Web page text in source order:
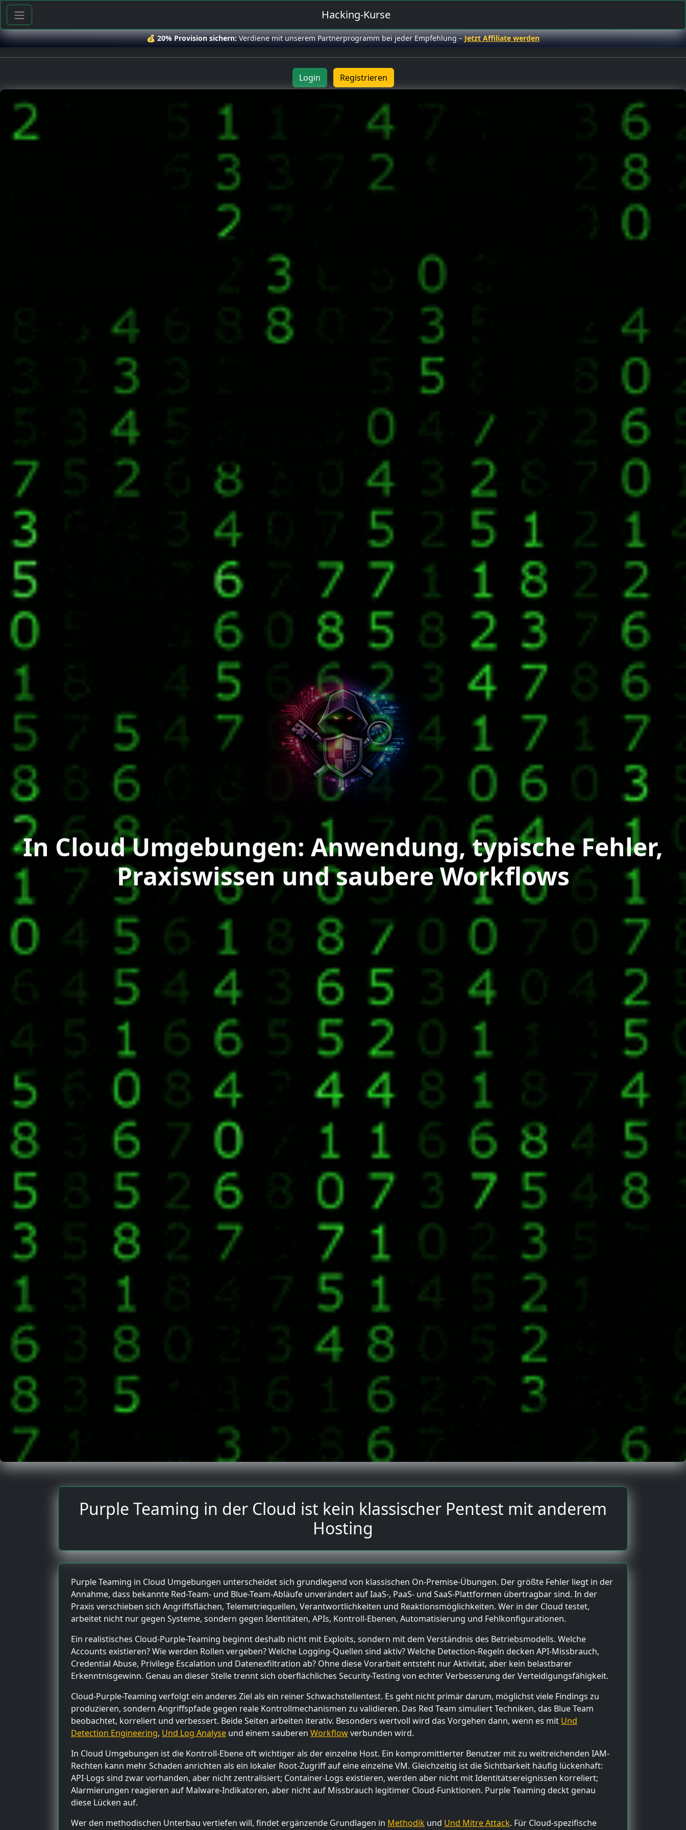
Hacking-Kurse
💰20% Provision sichern:Verdiene mit unserem Partnerprogramm bei jeder Empfehlung –Jetzt Affiliate werden
Login Registrieren
In Cloud Umgebungen: Anwendung, typische Fehler,
Praxiswissen und saubere Workflows
Purple Teaming in der Cloud ist kein klassischer Pentest mit anderem
Hosting
Purple Teaming in Cloud Umgebungen unterscheidet sich grundlegend von klassischen On-Premise-Übungen. Der größte Fehler liegt in der
Annahme, dass bekannte Red-Team- und Blue-Team-Abläufe unverändert auf IaaS-, PaaS- und SaaS-Plattformen übertragbar sind. In der
Praxis verschieben sich Angriffsflächen, Telemetriequellen, Verantwortlichkeiten und Reaktionsmöglichkeiten. Wer in der Cloud testet,
arbeitet nicht nur gegen Systeme, sondern gegen Identitäten, APIs, Kontroll-Ebenen, Automatisierung und Fehlkonfigurationen.
Ein realistisches Cloud-Purple-Teaming beginnt deshalb nicht mit Exploits, sondern mit dem Verständnis des Betriebsmodells. Welche
Accounts existieren? Wie werden Rollen vergeben? Welche Logging-Quellen sind aktiv? Welche Detection-Regeln decken API-Missbrauch,
Credential Abuse, Privilege Escalation und Datenexfiltration ab? Ohne diese Vorarbeit entsteht nur Aktivität, aber kein belastbarer
Erkenntnisgewinn. Genau an dieser Stelle trennt sich oberflächliches Security-Testing von echter Verbesserung der Verteidigungsfähigkeit.
Cloud-Purple-Teaming verfolgt ein anderes Ziel als ein reiner Schwachstellentest. Es geht nicht primär darum, möglichst viele Findings zu
produzieren, sondern Angriffspfade gegen reale Kontrollmechanismen zu validieren. Das Red Team simuliert Techniken, das Blue Team
beobachtet, korreliert und verbessert. Beide Seiten arbeiten iterativ. Besonders wertvoll wird das Vorgehen dann, wenn es mit Und
Detection Engineering, Und Log Analyse und einem sauberen Workflowverbunden wird.
In Cloud Umgebungen ist die Kontroll-Ebene oft wichtiger als der einzelne Host. Ein kompromittierter Benutzer mit zu weitreichenden IAM-
Rechten kann mehr Schaden anrichten als ein lokaler Root-Zugriff auf eine einzelne VM. Gleichzeitig ist die Sichtbarkeit häufig lückenhaft:
API-Logs sind zwar vorhanden, aber nicht zentralisiert; Container-Logs existieren, werden aber nicht mit Identitätsereignissen korreliert;
Alarmierungen reagieren auf Malware-Indikatoren, aber nicht auf Missbrauch legitimer Cloud-Funktionen. Purple Teaming deckt genau
diese Lücken auf.
Wer den methodischen Unterbau vertiefen will, findet ergänzende Grundlagen in Methodik und Und Mitre Attack. Für Cloud-spezifische